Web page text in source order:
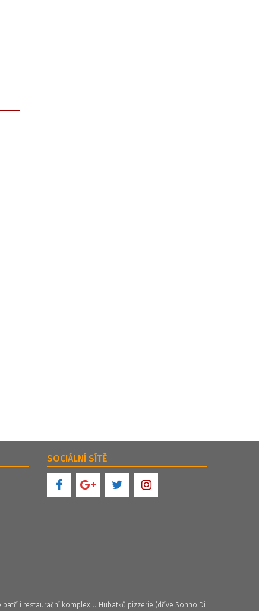
SOCIÁLNÍ SÍTĚ
patří i restaurační komplex U Hubatků pizzerie (dříve Sonno Di